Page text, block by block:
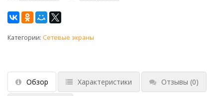
Категории: Сетевые экраны
Обзор Характеристики Отзывы (0)